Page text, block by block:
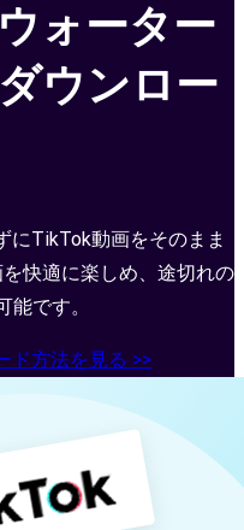
ォーター
ウンロー
にTikTok動画をそのまま
快適に楽しめ、途切れの
能です。
ド方法を見る >>